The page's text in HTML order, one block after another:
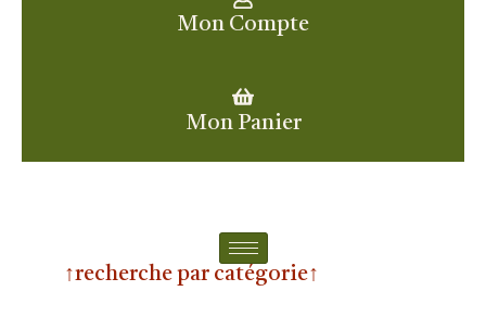
Mon Compte
Mon Panier
↑recherche par catégorie↑